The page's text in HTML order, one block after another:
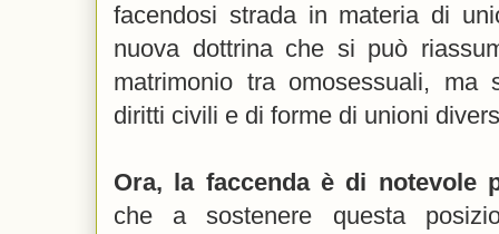
facendosi strada in materia di
nuova dottrina che si può
matrimonio tra omosessuali, ma
diritti civili e di forme di unioni
Ora, la faccenda è di notevole
che a sostenere questa